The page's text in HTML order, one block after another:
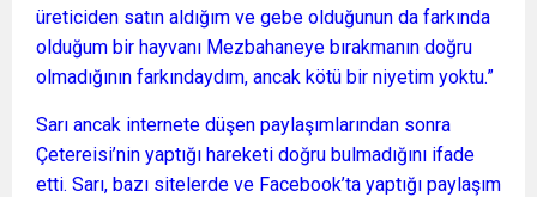
üreticiden satın aldığım ve gebe olduğunun da farkında
olduğum bir hayvanı Mezbahaneye bırakmanın doğru
olmadığının farkındaydım, ancak kötü bir niyetim yoktu.”
Sarı ancak internete düşen paylaşımlarından sonra
Çetereisi’nin yaptığı hareketi doğru bulmadığını ifade
etti. Sarı, bazı sitelerde ve Facebook’ta yaptığı paylaşım